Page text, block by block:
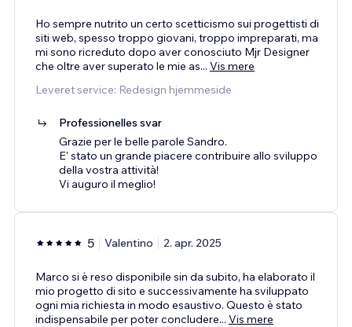
Ho sempre nutrito un certo scetticismo sui progettisti di
siti web, spesso troppo giovani, troppo impreparati, ma
mi sono ricreduto dopo aver conosciuto Mjr Designer
che oltre aver superato le mie as... Vis mere
Leveret service: Redesign hjemmeside
Professionelles svar
Grazie per le belle parole Sandro.
E' stato un grande piacere contribuire allo sviluppo
della vostra attività!
Vi auguro il meglio!
5 Valentino 2. apr. 2025
Marco si è reso disponibile sin da subito, ha elaborato il
mio progetto di sito e successivamente ha sviluppato
ogni mia richiesta in modo esaustivo. Questo è stato
indispensabile per poter concludere... Vis mere